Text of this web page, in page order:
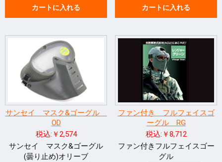
カートに入れる カートに入れる
サンセイ マスク&ゴーグル
OD
税込:￥2,574
サンセイ マスク&ゴーグル
(曇り止め)オリーブ
ファン付き フルフェイスゴ
ーグル RG
税込:￥8,712
ファン付きフルフェイスゴー
グル